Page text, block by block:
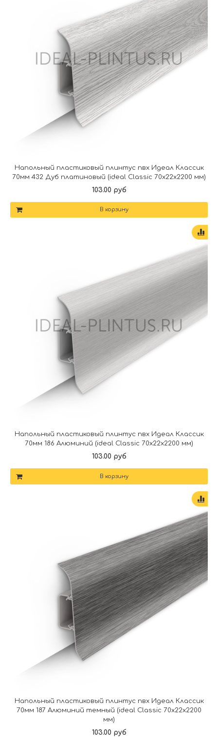
Напольный пластиковый плинтус пвх Идеал Классик
70мм 432 Дуб платиновый (ideal Classic 70х22х2200 мм)
103.00 руб
В корзину
Напольный пластиковый плинтус пвх Идеал Классик
70мм 186 Алюминий (ideal Classic 70х22х2200 мм)
103.00 руб
В корзину
Напольный пластиковый плинтус пвх Идеал Классик
70мм 187 Алюминий темный (ideal Classic 70х22х2200
мм)
103.00 руб